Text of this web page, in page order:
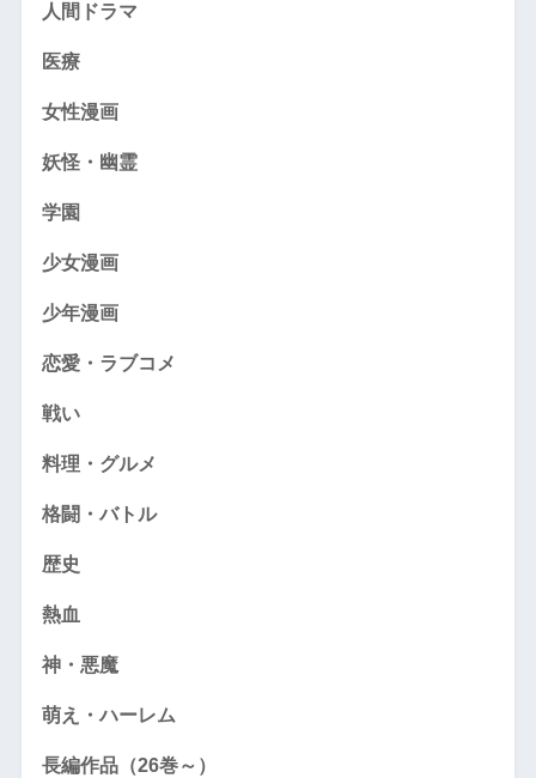
人間ドラマ
医療
女性漫画
妖怪・幽霊
学園
少女漫画
少年漫画
恋愛・ラブコメ
戦い
料理・グルメ
格闘・バトル
歴史
熱血
神・悪魔
萌え・ハーレム
長編作品（26巻～）